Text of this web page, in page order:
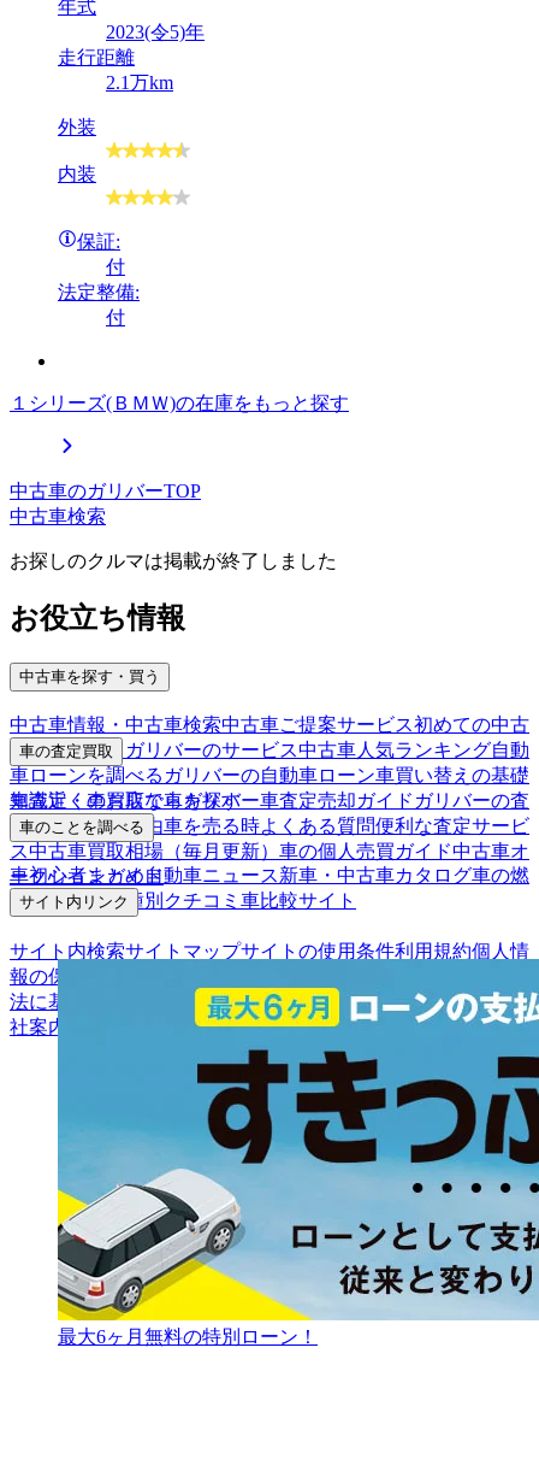
年式
2023(令5)年
走行距離
2.1万km
外装
内装
保証:
付
法定整備:
付
１シリーズ(ＢＭＷ)の在庫をもっと探す
中古車のガリバーTOP
中古車検索
お探しのクルマは掲載が終了しました
お役立ち情報
中古車を探す・買う
中古車情報・中古車検索中古車ご提案サービス初めての中古
車購入ガイド
ガリバーのサービス中古車人気ランキング自動
車ローンを調べる ガリバーの自動車ローン車買い替えの基礎
知識近くのお店で車を探す
車の査定買取
車査定・車買取ならガリバー車査定売却ガイド ガリバーの査
定が選ばれる理由車を売る時よくある質問便利な査定サービ
ス中古車買取相場（毎月更新） 車の個人売買ガイド中古車オ
ークションガイド
車のことを調べる
車初心者まとめ自動車ニュース新車・中古車カタログ車の燃
費を調べる車種別クチコミ 車比較サイト
サイト内リンク
サイト内検索サイトマップサイトの使用条件利用規約個人情
報の保護について
法に基づく表示
アフィリエイトパートナー募集お客様の声会
社案内
最大6ヶ月無料の特別ローン！